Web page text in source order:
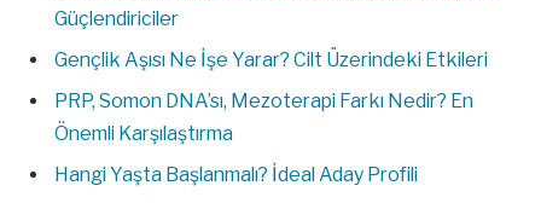
Güçlendiriciler
Gençlik Aşısı Ne İşe Yarar? Cilt Üzerindeki Etkileri
PRP, Somon DNA’sı, Mezoterapi Farkı Nedir? En
Önemli Karşılaştırma
Hangi Yaşta Başlanmalı? İdeal Aday Profili